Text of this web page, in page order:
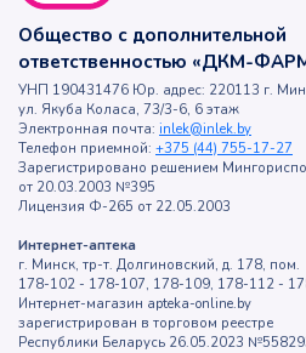
Общество с дополнительной
ответственностью «ДКМ-
УНП 190431476 Юр. адрес: 220113 г.
ул. Якуба Коласа, 73/3-6, 6 этаж
Электронная почта: inlek@inlek.by
Телефон приемной: +375 (44) 755-17-27
Зарегистрировано решением
от 20.03.2003 №395
Лицензия Ф-265 от 22.05.2003
Интернет-аптека
г. Минск, тр-т. Долгиновский, д. 178, пом.
178-102 - 178-107, 178-109, 178-112 -
Интернет-магазин apteka-online.by
зарегистрирован в торговом реестре
Республики Беларусь 26.05.2023